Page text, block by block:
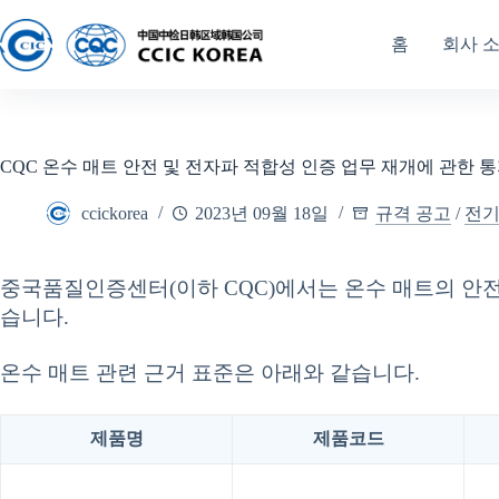
홈 회사
CQC 온수 매트 안전 및 전자파 적합성 인증 업무 재개에 관한 통
ccickorea 2023년 09월 18일 규격 공고 / 전
중국품질인증센터(이하 CQC)에서는 온수 매트의 안
습니다.
온수 매트 관련 근거 표준은 아래와 같습니다.
제품명 제품코드